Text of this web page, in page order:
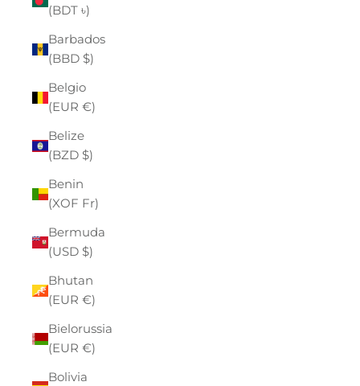
(BDT ৳)
Barbados
(BBD $)
Belgio
(EUR €)
Belize
(BZD $)
Benin
(XOF Fr)
Bermuda
(USD $)
Bhutan
(EUR €)
Bielorussia
(EUR €)
Bolivia